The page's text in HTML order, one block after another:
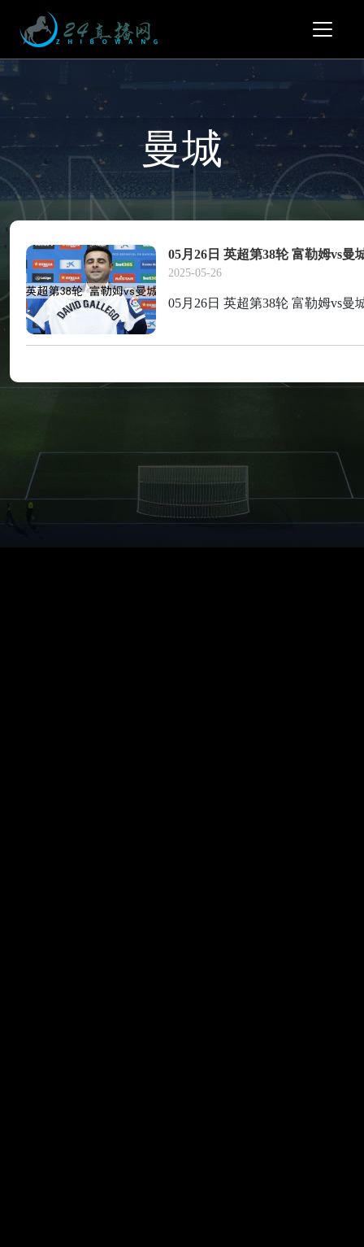
曼城
05月26日 英超第38轮 富勒姆vs曼
2025-05-26
05月26日 英超第38轮 富勒姆vs曼